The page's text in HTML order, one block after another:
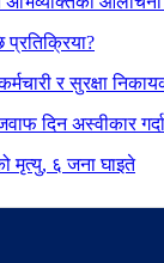
र सुरक्षा
दिन अस्वीकार
मृत्यु, ६ जना घाइते